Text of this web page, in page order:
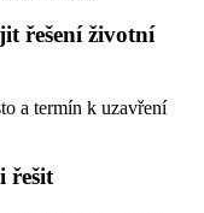
řešení životní
a termín k uzavření
řešit